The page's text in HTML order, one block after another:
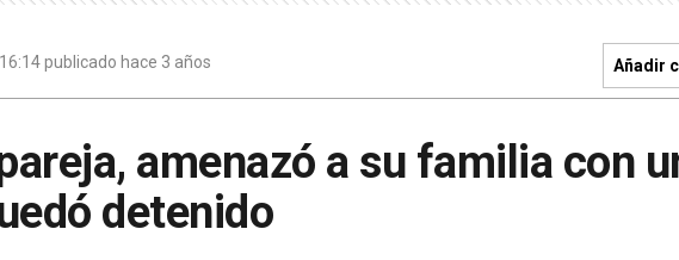
publicado hace 3 años Añadir
amenazó a su familia con
detenido